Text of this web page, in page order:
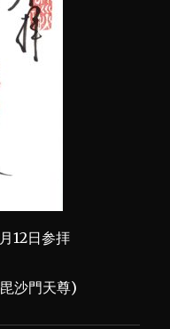
12日参拝
沙門天尊)